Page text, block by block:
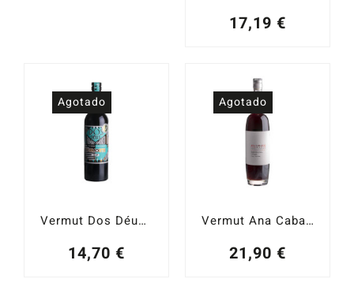
17,19 €
Agotado
Vermut Dos Déus Fumat Smoked Bourbon Barrel 15%
14,70 €
Agotado
Vermut Ana Caballo Rojo 75 cl.
21,90 €